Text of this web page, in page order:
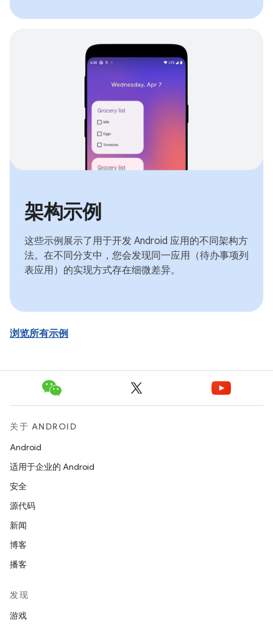
架构示例
这些示例展示了用于开发 Android 应用的不同架构方
法。在不同分支中，您会发现同一应用（待办事项列
表应用）的实现方式存在细微差异。
浏览所有示例
关于 ANDROID
Android
适用于企业的 Android
安全
源代码
新闻
博客
播客
发现
游戏